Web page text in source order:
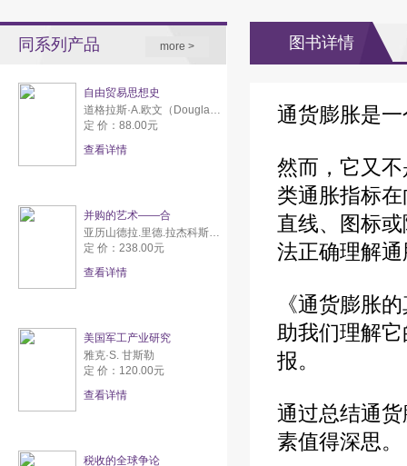
同系列产品 more >
自由贸易思想史
道格拉斯·A.欧文（Douglas A. Irwin）
定 价：88.00元
查看详情
并购的艺术——合
亚历山德拉.里德.拉杰科斯（Alexandra Reed Lajoux)）,资本专家服务有限公司
定 价：238.00元
查看详情
美国军工产业研究
雅克·S. 甘斯勒
定 价：120.00元
查看详情
税收的全球争论
图书详情
通货膨胀是
然而，它又
类通胀指标
直线、图标
法正确理解
《通货膨胀
助我们理解
报。
通过总结通
素值得深思。